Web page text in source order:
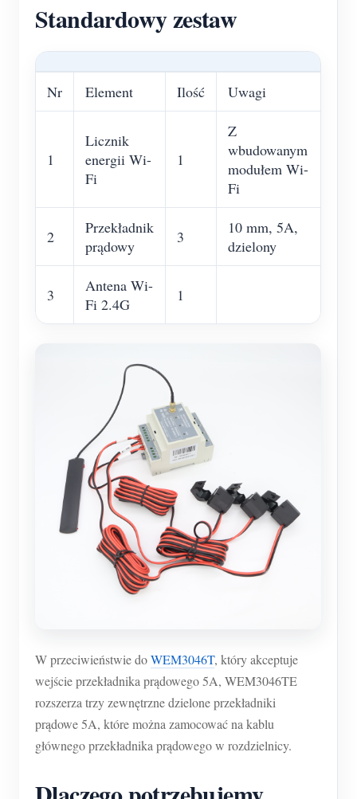
System sterowania grzałką PV
Monitorowanie energii w fabryce
Szybki start produktu
Film instruktażowy
Aktualności
Blog
Program współtwórców
Aktywności IAMMETER
Forum
Eksploruj stronę
Ranking PV
Rozwiązania
Kontakt
O nas
Standardowy zestaw
Nr Element Ilość Uwagi
1
Licznik
energii Wi-
Fi
1
Z
wbudowanym
modułem Wi-
Fi
2
Przekładnik
prądowy
3
10 mm, 5A,
dzielony
3
Antena Wi-
Fi 2.4G
1
W przeciwieństwie doWEM3046T, który akceptuje
wejście przekładnika prądowego 5A, WEM3046TE
rozszerza trzy zewnętrzne dzielone przekładniki
prądowe 5A, które można zamocować na kablu
głównego przekładnika prądowego w rozdzielnicy.